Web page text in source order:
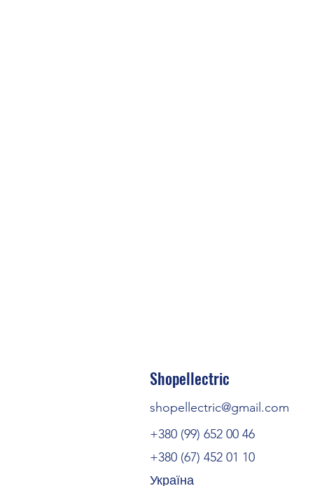
Shopellectric
shopellectric@gmail.com
+380 (99) 652 00 46
+380 (67) 452 01 10
Україна